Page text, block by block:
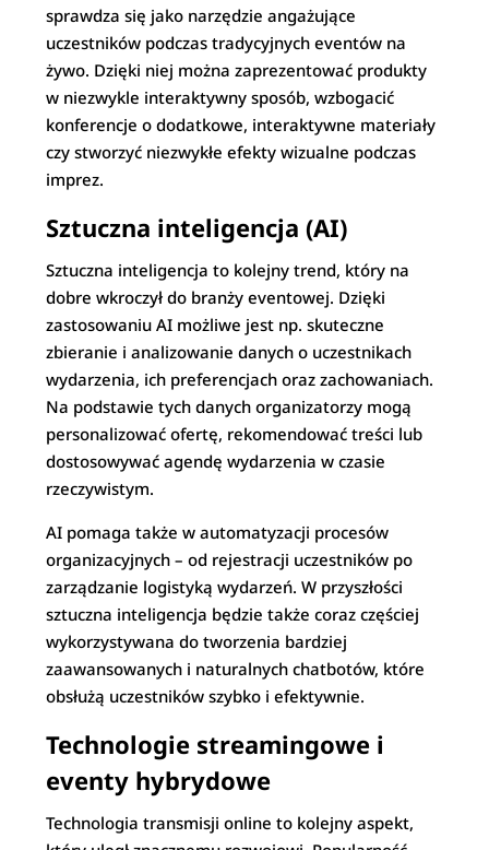
sprawdza się jako narzędzie angażujące
uczestników podczas tradycyjnych eventów na
żywo. Dzięki niej można zaprezentować produkty
w niezwykle interaktywny sposób, wzbogacić
konferencje o dodatkowe, interaktywne materiały
czy stworzyć niezwykłe efekty wizualne podczas
imprez.
Sztuczna inteligencja (AI)
Sztuczna inteligencja to kolejny trend, który na
dobre wkroczył do branży eventowej. Dzięki
zastosowaniu AI możliwe jest np. skuteczne
zbieranie i analizowanie danych o uczestnikach
wydarzenia, ich preferencjach oraz zachowaniach.
Na podstawie tych danych organizatorzy mogą
personalizować ofertę, rekomendować treści lub
dostosowywać agendę wydarzenia w czasie
rzeczywistym.
AI pomaga także w automatyzacji procesów
organizacyjnych – od rejestracji uczestników po
zarządzanie logistyką wydarzeń. W przyszłości
sztuczna inteligencja będzie także coraz częściej
wykorzystywana do tworzenia bardziej
zaawansowanych i naturalnych chatbotów, które
obsłużą uczestników szybko i efektywnie.
Technologie streamingowe i
eventy hybrydowe
Technologia transmisji online to kolejny aspekt,